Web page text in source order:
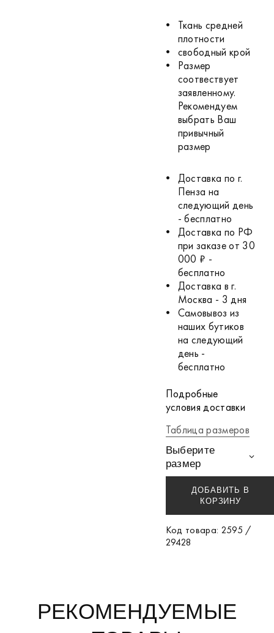
Ткань средней
плотности
свободный крой
Размер
соотвествует
заявленному.
Рекомендуем
выбрать Ваш
привычный
размер
Доставка по г.
Пенза на
следующий день
- бесплатно
Доставка по РФ
при заказе от 30
000 ₽ -
бесплатно
Доставка в г.
Москва - 3 дня
Самовывоз из
наших бутиков
на следующий
день -
бесплатно
Подробные
условия доставки
Таблица размеров
Выберите
размер
ДОБАВИТЬ В
КОРЗИНУ
Код товара: 2595 /
29428
РЕКОМЕНДУЕМЫЕ